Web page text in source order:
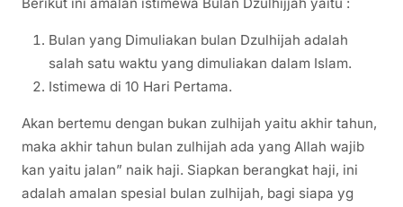
Bulan yang Dimuliakan bulan Dzulhijah adalah
salah satu waktu yang dimuliakan dalam Islam.
Istimewa di 10 Hari Pertama.
Akan bertemu dengan bukan zulhijah yaitu akhir tahun,
maka akhir tahun bulan zulhijah ada yang Allah wajib
kan yaitu jalan” naik haji. Siapkan berangkat haji, ini
adalah amalan spesial bulan zulhijah, bagi siapa yg